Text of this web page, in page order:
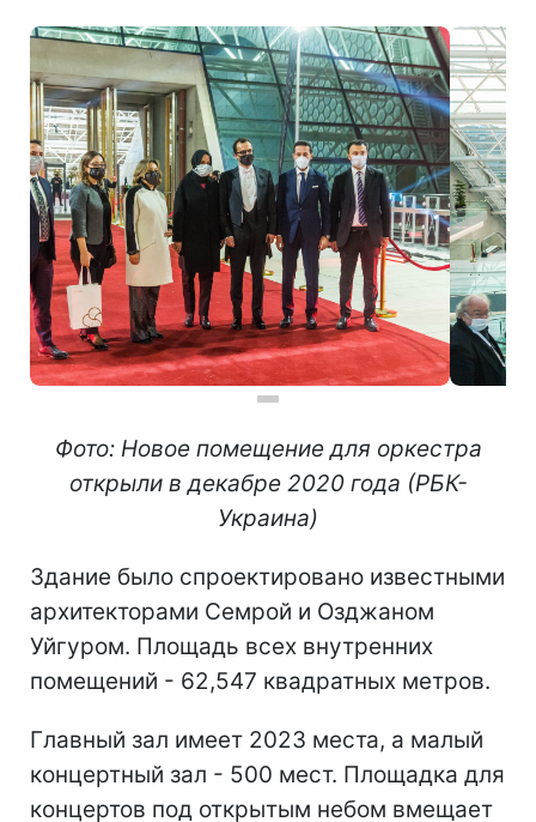
Фото: Новое помещение для оркестра
открыли в декабре 2020 года (РБК-
Украина)
Здание было спроектировано известными
архитекторами Семрой и Озджаном
Уйгуром. Площадь всех внутренних
помещений - 62,547 квадратных метров.
Главный зал имеет 2023 места, а малый
концертный зал - 500 мест. Площадка для
концертов под открытым небом вмещает